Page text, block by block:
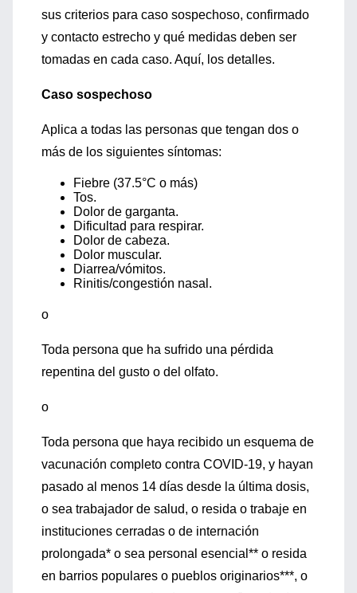
sus criterios para caso sospechoso, confirmado
y contacto estrecho y qué medidas deben ser
tomadas en cada caso. Aquí, los detalles.
Caso sospechoso
Aplica a todas las personas que tengan dos o
más de los siguientes síntomas:
Fiebre (37.5°C o más)
Tos.
Dolor de garganta.
Dificultad para respirar.
Dolor de cabeza.
Dolor muscular.
Diarrea/vómitos.
Rinitis/congestión nasal.
o
Toda persona que ha sufrido una pérdida
repentina del gusto o del olfato.
o
Toda persona que haya recibido un esquema de
vacunación completo contra COVID-19, y hayan
pasado al menos 14 días desde la última dosis,
o sea trabajador de salud, o resida o trabaje en
instituciones cerradas o de internación
prolongada* o sea personal esencial** o resida
en barrios populares o pueblos originarios***, o